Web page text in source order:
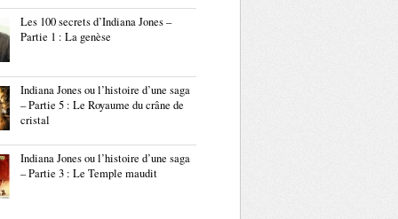
Les 100 secrets d’Indiana Jones –
Partie 1 : La genèse
Indiana Jones ou l’histoire d’une saga
– Partie 5 : Le Royaume du crâne de
cristal
Indiana Jones ou l’histoire d’une saga
– Partie 3 : Le Temple maudit